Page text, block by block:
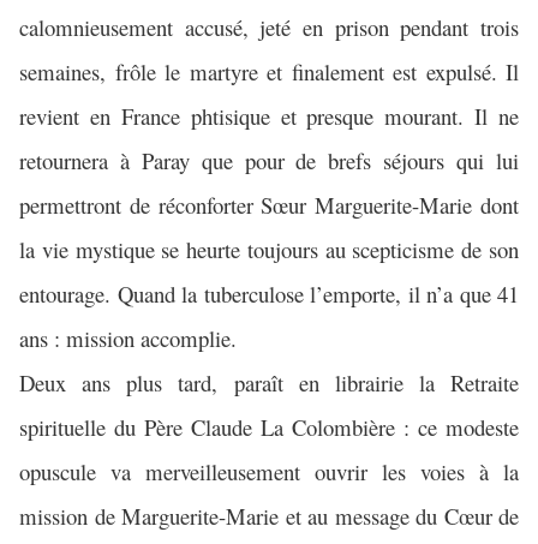
calomnieusement accusé, jeté en prison pendant trois
semaines, frôle le martyre et finalement est expulsé. Il
revient en France phtisique et presque mourant. Il ne
retournera à Paray que pour de brefs séjours qui lui
permettront de réconforter Sœur Marguerite-Marie dont
la vie mystique se heurte toujours au scepticisme de son
entourage. Quand la tuberculose l’emporte, il n’a que 41
ans : mission accomplie.
Deux ans plus tard, paraît en librairie la Retraite
spirituelle du Père Claude La Colombière : ce modeste
opuscule va merveilleusement ouvrir les voies à la
mission de Marguerite-Marie et au message du Cœur de